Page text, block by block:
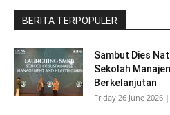
BERITA TERPOPULER
Sambut Dies
Sekolah
Berkelanjutan
Friday 26 June 2026